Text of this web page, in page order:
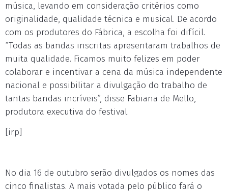
música, levando em consideração critérios como
originalidade, qualidade técnica e musical. De acordo
com os produtores do Fábrica, a escolha foi difícil.
“Todas as bandas inscritas apresentaram trabalhos de
muita qualidade. Ficamos muito felizes em poder
colaborar e incentivar a cena da música independente
nacional e possibilitar a divulgação do trabalho de
tantas bandas incríveis”, disse Fabiana de Mello,
produtora executiva do festival.
[irp]
No dia 16 de outubro serão divulgados os nomes das
cinco finalistas. A mais votada pelo público fará o